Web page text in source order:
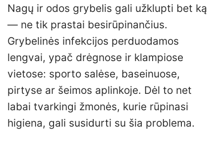
Nagų ir odos grybelis gali užklupti bet ką
— ne tik prastai besirūpinančius.
Grybelinės infekcijos perduodamos
lengvai, ypač drėgnose ir klampiose
vietose: sporto salėse, baseinuose,
pirtyse ar šeimos aplinkoje. Dėl to net
labai tvarkingi žmonės, kurie rūpinasi
higiena, gali susidurti su šia problema.